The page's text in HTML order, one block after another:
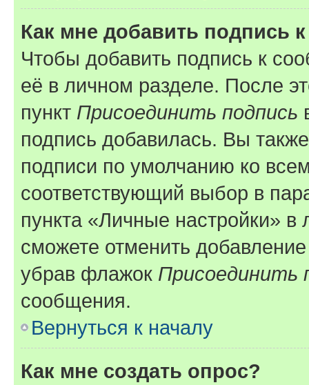
Как мне добавить подпись
Чтобы добавить подпись к
её в личном разделе. После
пункт Присоединить подпись
подпись добавилась. Вы
подписи по умолчанию ко
соответствующий выбор в
пункта «Личные настройки»
сможете отменить
убрав флажок Присоединить
сообщения.
Вернуться к началу
Как мне создать опрос?